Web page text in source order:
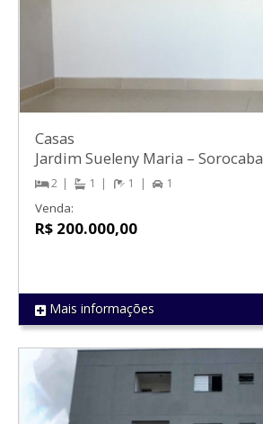
REF 1094
Casas
Jardim Sueleny Maria – Sorocaba
2 1 1 1
Venda:
R$ 200.000,00
Mais informações